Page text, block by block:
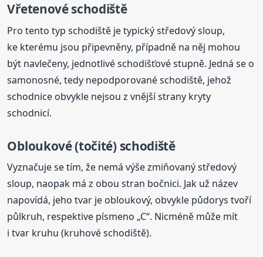
Vřetenové schodiště
Pro tento typ schodiště je typický středový sloup,
ke kterému jsou připevněny, případně na něj mohou
být navlečeny, jednotlivé schodišťové stupně. Jedná se o
samonosné, tedy nepodporované schodiště, jehož
schodnice obvykle nejsou z vnější strany kryty
schodnicí.
Obloukové (točité) schodiště
Vyznačuje se tím, že nemá výše zmiňovaný středový
sloup, naopak má z obou stran bočnici. Jak už název
napovídá, jeho tvar je obloukový, obvykle půdorys tvoří
půlkruh, respektive písmeno „C“. Nicméně může mít
i tvar kruhu (kruhové schodiště).